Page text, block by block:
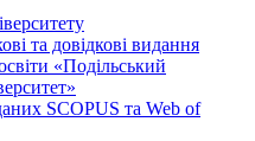
та довідкові видання
«Подільський
SCOPUS та Web of